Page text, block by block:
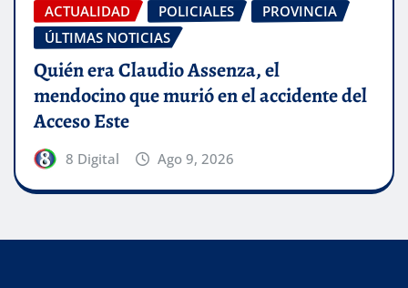
ACTUALIDAD POLICIALES
PROVINCIA
ÚLTIMAS NOTICIAS
Quién era Claudio Assenza, el
mendocino que murió en el accidente del
Acceso Este
8 Digital Ago 9, 2026